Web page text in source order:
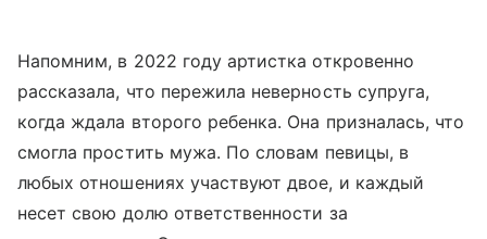
Напомним, в 2022 году артистка откровенно
рассказала, что пережила неверность супруга,
когда ждала второго ребенка. Она призналась, что
смогла простить мужа. По словам певицы, в
любых отношениях участвуют двое, и каждый
несет свою долю ответственности за